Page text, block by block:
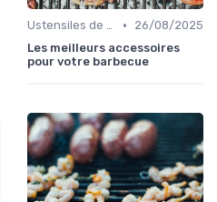
Ustensiles de Barbecue •
26/08/2025
Les meilleurs accessoires
pour votre barbecue